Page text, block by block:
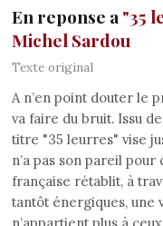
En reponse a "35
Michel Sardou
Texte original
A n’en point douter le
va faire du bruit. Issu
titre "35 leurres" vise
n’a pas son pareil
française rétablit, à
tantôt énergiques, une
n’appartient plus à